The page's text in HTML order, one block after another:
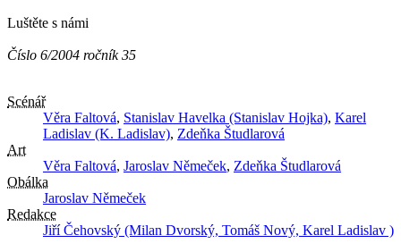
Luštěte s námi
Číslo 6/2004 ročník 35
Scénář
Věra Faltová, Stanislav Havelka (Stanislav Hojka), Karel
Ladislav (K. Ladislav), Zdeňka Študlarová
Art
Věra Faltová, Jaroslav Němeček, Zdeňka Študlarová
Obálka
Jaroslav Němeček
Redakce
Jiří Čehovský (Milan Dvorský, Tomáš Nový, Karel Ladislav )